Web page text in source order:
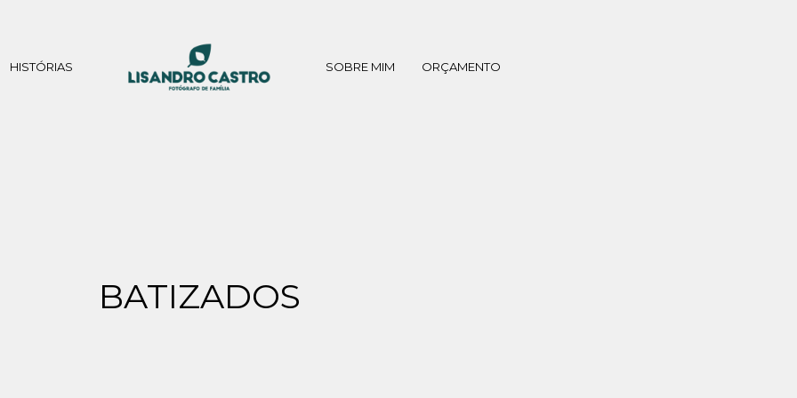
HISTÓRIAS SOBRE MIM ORÇAMENTO
BATIZADOS